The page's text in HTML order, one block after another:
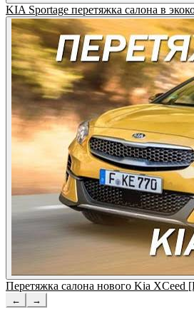
KIA Sportage перетяжка салона в
Перетяжка салона нового Kia
← →